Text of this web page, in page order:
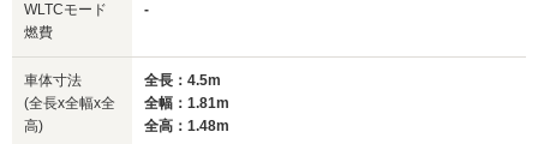
サイズ
全長
4.52m～4.53m
全長
WLTCモード
燃費
-
車体寸法
(全長x全幅x全
高)
全長：4.5m
全幅：1.81m
全高：1.48m